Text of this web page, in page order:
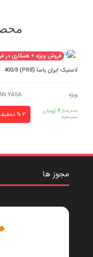
لاستیک ایران یاسا (َPR8) 400/8
ویژه
YASA
4,100,000 تومان
4,260,000 3 % تخفیف
فروش ویژه + همکاری در
مجوز ها